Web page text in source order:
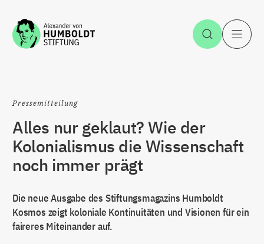
Zum Inhalt springen Suche
Pressemitteilung
Alles nur geklaut? Wie der
Kolonialismus die Wissenschaft
noch immer prägt
Die neue Ausgabe des Stiftungsmagazins Humboldt
Kosmos zeigt koloniale Kontinuitäten und Visionen für ein
faireres Miteinander auf.